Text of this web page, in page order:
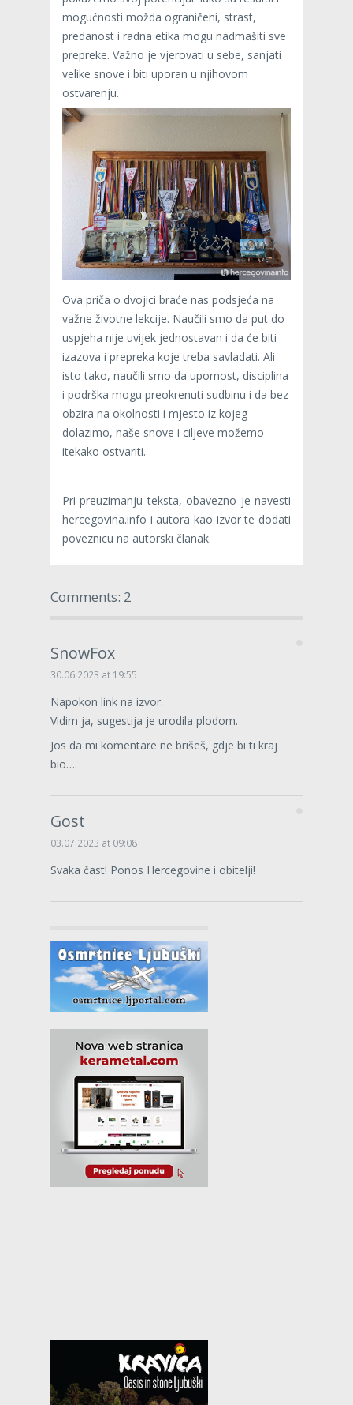
mogućnosti možda ograničeni, strast,
predanost i radna etika mogu nadmašiti sve
prepreke. Važno je vjerovati u sebe, sanjati
velike snove i biti uporan u njihovom
ostvarenju.
Ova priča o dvojici braće nas podsjeća na
važne životne lekcije. Naučili smo da put do
uspjeha nije uvijek jednostavan i da će biti
izazova i prepreka koje treba savladati. Ali
isto tako, naučili smo da upornost, disciplina
i podrška mogu preokrenuti sudbinu i da bez
obzira na okolnosti i mjesto iz kojeg
dolazimo, naše snove i ciljeve možemo
itekako ostvariti.
Pri preuzimanju teksta, obavezno je navesti
hercegovina.info i autora kao izvor te dodati
poveznicu na autorski članak.
Comments: 2
SnowFox
30.06.2023 at 19:55
Napokon link na izvor.
Vidim ja, sugestija je urodila plodom.
Jos da mi komentare ne brišeš, gdje bi ti kraj
bio….
Gost
03.07.2023 at 09:08
Svaka čast! Ponos Hercegovine i obitelji!